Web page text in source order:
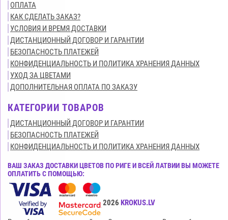
ОПЛАТА
КАК СДЕЛАТЬ ЗАКАЗ?
УСЛОВИЯ И ВРЕМЯ ДОСТАВКИ
ДИСТАНЦИОННЫЙ ДОГОВОР И ГАРАНТИИ
БЕЗОПАСНОСТЬ ПЛАТЕЖЕЙ
КОНФИДЕНЦИАЛЬНОСТЬ И ПОЛИТИКА ХРАНЕНИЯ ДАННЫХ
УХОД ЗА ЦВЕТАМИ
ДОПОЛНИТЕЛЬНАЯ ОПЛАТА ПО ЗАКАЗУ
КАТЕГОРИИ ТОВАРОВ
ДИСТАНЦИОННЫЙ ДОГОВОР И ГАРАНТИИ
БЕЗОПАСНОСТЬ ПЛАТЕЖЕЙ
КОНФИДЕНЦИАЛЬНОСТЬ И ПОЛИТИКА ХРАНЕНИЯ ДАННЫХ
ВАШ ЗАКАЗ ДОСТАВКИ ЦВЕТОВ ПО РИГЕ И ВСЕЙ ЛАТВИИ ВЫ МОЖЕТЕ
ОПЛАТИТЬ С ПОМОЩЬЮ:
Все права защищены© 2015-2026 KROKUS.LV